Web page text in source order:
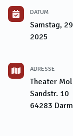
DATUM
Samstag,
2025
ADRESSE
Theater
Sandstr. 10
64283